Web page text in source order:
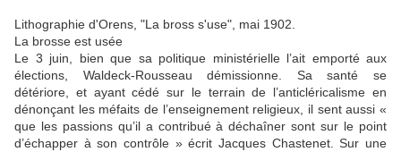
Lithographie d'Orens, "La bross s'use", mai 1902.
La brosse est usée
Le 3 juin, bien que sa politique ministérielle l’ait emporté aux
élections, Waldeck-Rousseau démissionne. Sa santé se
détériore, et ayant cédé sur le terrain de l’anticléricalisme en
dénonçant les méfaits de l’enseignement religieux, il sent aussi «
que les passions qu’il a contribué à déchaîner sont sur le point
d’échapper à son contrôle » écrit Jacques Chastenet. Sur une